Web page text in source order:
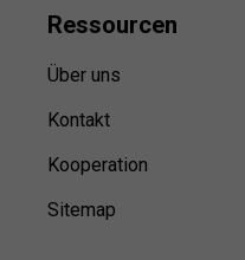
Ressourcen
Über uns
Kontakt
Kooperation
Sitemap